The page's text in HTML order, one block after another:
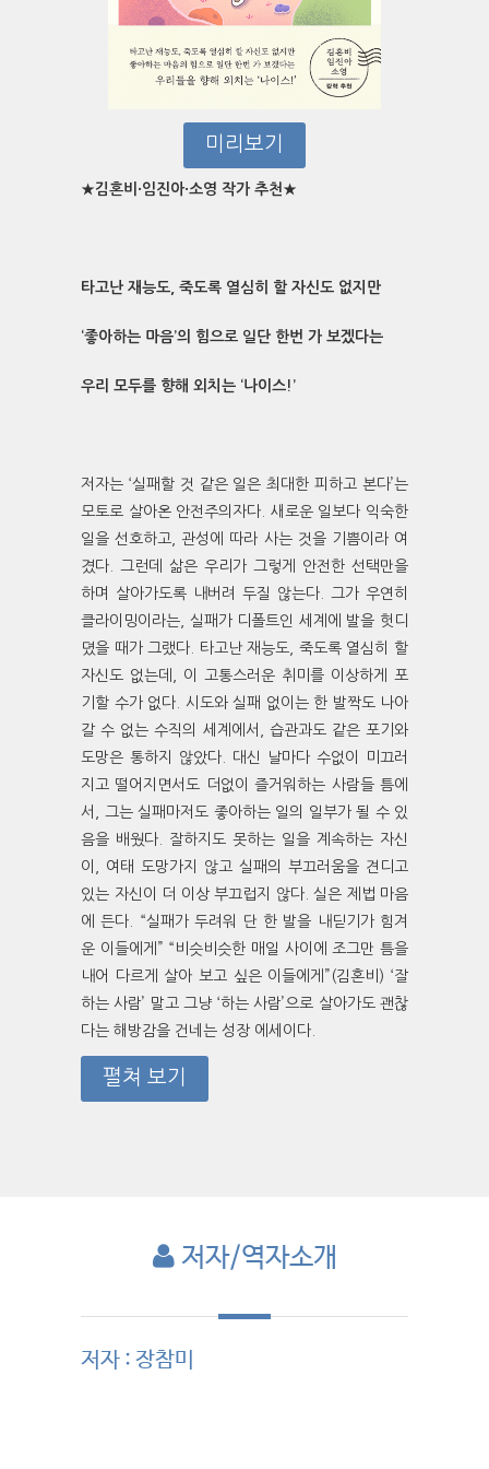
미리보기
★김혼비·임진아·소영 작가 추천★
타고난 재능도, 죽도록 열심히 할 자신도 없지만
‘좋아하는 마음’의 힘으로 일단 한번 가 보겠다는
우리 모두를 향해 외치는 ‘나이스!’
저자는 ‘실패할 것 같은 일은 최대한 피하고 본다’는
모토로 살아온 안전주의자다. 새로운 일보다 익숙한
일을 선호하고, 관성에 따라 사는 것을 기쁨이라 여
겼다. 그런데 삶은 우리가 그렇게 안전한 선택만을
하며 살아가도록 내버려 두질 않는다. 그가 우연히
클라이밍이라는, 실패가 디폴트인 세계에 발을 헛디
뎠을 때가 그랬다. 타고난 재능도, 죽도록 열심히 할
자신도 없는데, 이 고통스러운 취미를 이상하게 포
기할 수가 없다. 시도와 실패 없이는 한 발짝도 나아
갈 수 없는 수직의 세계에서, 습관과도 같은 포기와
도망은 통하지 않았다. 대신 날마다 수없이 미끄러
지고 떨어지면서도 더없이 즐거워하는 사람들 틈에
서, 그는 실패마저도 좋아하는 일의 일부가 될 수 있
음을 배웠다. 잘하지도 못하는 일을 계속하는 자신
이, 여태 도망가지 않고 실패의 부끄러움을 견디고
있는 자신이 더 이상 부끄럽지 않다. 실은 제법 마음
에 든다. “실패가 두려워 단 한 발을 내딛기가 힘겨
운 이들에게” “비슷비슷한 매일 사이에 조그만 틈을
내어 다르게 살아 보고 싶은 이들에게”(김혼비) ‘잘
하는 사람’ 말고 그냥 ‘하는 사람’으로 살아가도 괜찮
다는 해방감을 건네는 성장 에세이다.
펼쳐 보기
저자/역자소개
저자 : 장참미